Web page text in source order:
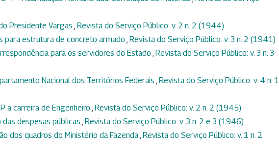
Presidente Vargas , Revista do Serviço Público: v. 2 n. 2 (1944)
para estrutura de concreto armado , Revista do Serviço Público: v. 3 n. 2 (1941)
para os servidores do Estado , Revista do Serviço Público: v. 3 n. 3
Nacional dos Territórios Federais , Revista do Serviço Público: v. 4 n. 1
a carreira de Engenheiro , Revista do Serviço Público: v. 2 n. 2 (1945)
das despesas públicas , Revista do Serviço Público: v. 3 n. 2 e 3 (1946)
dos quadros do Ministério da Fazenda, Revista do Serviço Público: v. 1 n. 2